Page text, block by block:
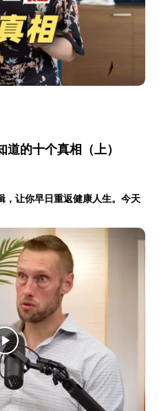
的十个真相（上）
让你早日重返健康人生。今天